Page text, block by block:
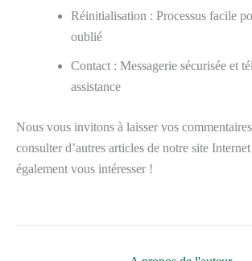
Réinitialisation : Processus facile
oublié
Contact : Messagerie sécurisée et
assistance
Nous vous invitons à laisser vos
consulter d’autres articles de notre site
également vous intéresser !